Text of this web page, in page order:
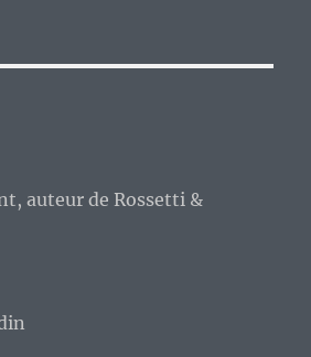
auteur de Rossetti &